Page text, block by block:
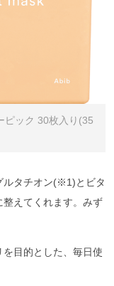
ック 30枚⼊り(35
ルタチオン(※1)とビタ
えてくれます。みず
目的とした、毎日使